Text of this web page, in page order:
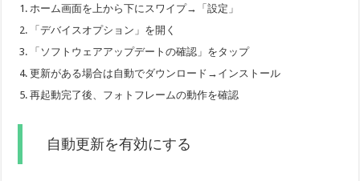
ホーム画面を上から下にスワイプ→「設定」
「デバイスオプション」を開く
「ソフトウェアアップデートの確認」をタップ
更新がある場合は自動でダウンロード→インストール
再起動完了後、フォトフレームの動作を確認
自動更新を有効にする